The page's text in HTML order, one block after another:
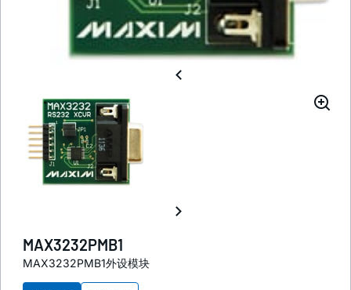
MAX3232PMB1
MAX3232PMB1外设模块